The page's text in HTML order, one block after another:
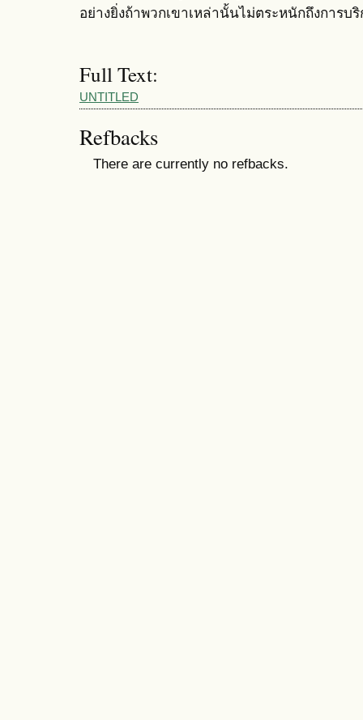
อย่างยิ่งถ้าพวกเขาเหล่านั้นไม่ตระหนักถึงการบ
Full Text:
UNTITLED
Refbacks
There are currently no refbacks.